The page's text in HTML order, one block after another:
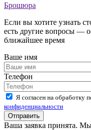
Брошюра
Если вы хотите узнать
есть другие вопросы —
ближайшее время
Ваше имя
Телефон
Я согласен на обработку
конфиденциальности
Ваша заявка принята.